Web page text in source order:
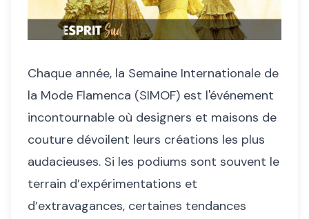
Chaque année, la Semaine Internationale de
la Mode Flamenca (SIMOF) est l'événement
incontournable où designers et maisons de
couture dévoilent leurs créations les plus
audacieuses. Si les podiums sont souvent le
terrain d’expérimentations et
d’extravagances, certaines tendances